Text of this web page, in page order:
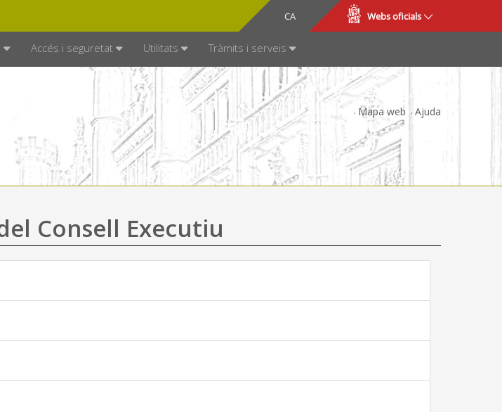
CA
ES Webs oficials
Accés i seguretat Utilitats Tràmits i serveis
Mapa web Ajuda
Consell Executiu